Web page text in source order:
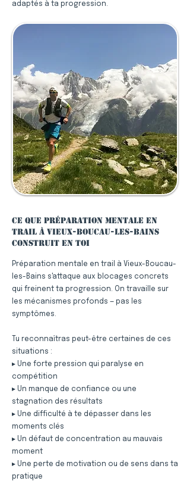
adaptés à ta progression.
Ce que préparation mentale en
trail à Vieux-Boucau-les-Bains
construit en toi
Préparation mentale en trail à Vieux-Boucau-
les-Bains s'attaque aux blocages concrets
qui freinent ta progression. On travaille sur
les mécanismes profonds — pas les
symptômes.
Tu reconnaîtras peut-être certaines de ces
situations :
▸ Une forte pression qui paralyse en
compétition
▸ Un manque de confiance ou une
stagnation des résultats
▸ Une difficulté à te dépasser dans les
moments clés
▸ Un défaut de concentration au mauvais
moment
▸ Une perte de motivation ou de sens dans ta
pratique